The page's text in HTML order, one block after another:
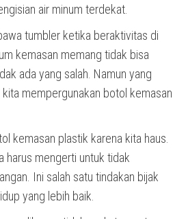
air minum terdekat.
tumbler ketika beraktivitas di
kemasan memang tidak bisa
ada yang salah. Namun yang
mempergunakan botol kemasan
kemasan plastik karena kita haus.
harus mengerti untuk tidak
Ini salah satu tindakan bijak
yang lebih baik.